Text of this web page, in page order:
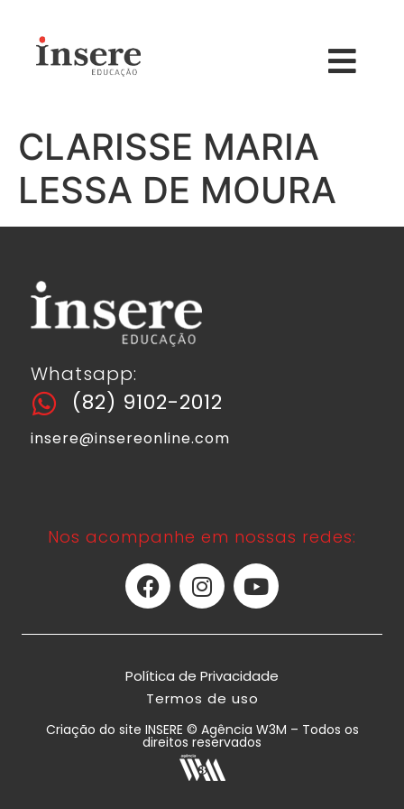
CLARISSE MARIA
LESSA DE MOURA
Whatsapp:
(82) 9102-2012
insere@insereonline.com
Nos acompanhe em nossas redes:
Política de Privacidade
Termos de uso
Criação do site INSERE © Agência W3M – Todos os
direitos reservados